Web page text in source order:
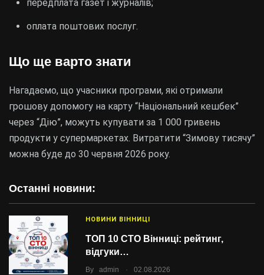
Останні новини:
НОВИНИ ВІННИЦІ
ТОП 10 СТО Вінниці: рейтинг,
відгуки…
By admin . 02.08.2026
передплата газет і журналів;
оплата поштових послуг.
Що ще варто знати
Нагадаємо, що учасники програми, які отримали
грошову допомогу на карту “Національний кешбек”
через “Дію”, можуть купувати за 1 000 гривень
продукти у супермаркетах. Витратити “Зимову тисячу”
можна буде до 30 червня 2026 року.